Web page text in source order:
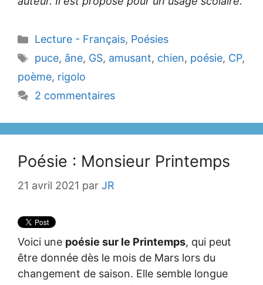
Catégories
Lecture - Français, Poésies
Étiquettes
puce, âne, GS, amusant, chien, poésie, CP,
poème, rigolo
2 commentaires
Poésie : Monsieur Printemps
21 avril 2021 par JR
Voici une poésie sur le Printemps, qui peut
être donnée dès le mois de Mars lors du
changement de saison. Elle semble longue